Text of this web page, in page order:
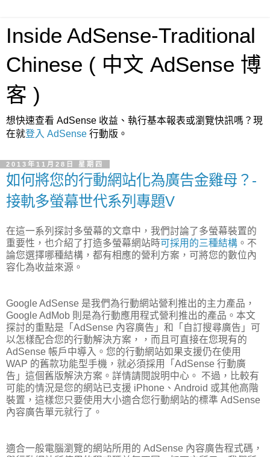
Inside AdSense-Traditional
Chinese ( 中文 AdSense 博
客 )
想快速查看 AdSense 收益、執行基本報表或瀏覽快訊嗎？現
在就登入 AdSense 行動版。
2013年11月28日 星期四
如何將您的行動網站化為廣告金雞母？-
接軌多螢幕世代系列專題V
在這一系列探討多螢幕的文章中，我們討論了多螢幕裝置的
重要性，也介紹了打造多螢幕網站時可採用的三種結構 。不
論您選擇哪種結構，都有相應的營利方案，可將您的數位內
容化為收益來源。
Google AdSense 是我們為行動網站營利推出的主力產品，
Google AdMob 則是為行動應用程式營利推出的產品。本文
探討的重點是「AdSense 內容廣告」和「自訂搜尋廣告」可
以怎樣配合您的行動解決方案，，而且可直接在您現有的
AdSense 帳戶中導入。您的行動網站如果支援仍在使用
WAP 的舊款功能型手機，就必須採用「AdSense 行動廣
告」這個舊版解決方案。詳情請閱說明中心。 不過，比較有
可能的情況是您的網站已支援 iPhone、Android 或其他高階
裝置，這樣您只要使用大小適合您行動網站的標準 AdSense
內容廣告單元就行了。
適合一般電腦瀏覽的網站所用的 AdSense 內容廣告程式碼，